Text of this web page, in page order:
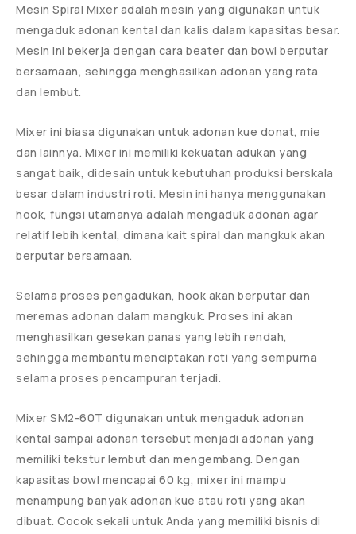
Mesin Spiral Mixer adalah mesin yang digunakan untuk
mengaduk adonan kental dan kalis dalam kapasitas besar.
Mesin ini bekerja dengan cara beater dan bowl berputar
bersamaan, sehingga menghasilkan adonan yang rata
dan lembut.
Mixer ini biasa digunakan untuk adonan kue donat, mie
dan lainnya. Mixer ini memiliki kekuatan adukan yang
sangat baik, didesain untuk kebutuhan produksi berskala
besar dalam industri roti. Mesin ini hanya menggunakan
hook, fungsi utamanya adalah mengaduk adonan agar
relatif lebih kental, dimana kait spiral dan mangkuk akan
berputar bersamaan.
Selama proses pengadukan, hook akan berputar dan
meremas adonan dalam mangkuk. Proses ini akan
menghasilkan gesekan panas yang lebih rendah,
sehingga membantu menciptakan roti yang sempurna
selama proses pencampuran terjadi.
Mixer SM2-60T digunakan untuk mengaduk adonan
kental sampai adonan tersebut menjadi adonan yang
memiliki tekstur lembut dan mengembang. Dengan
kapasitas bowl mencapai 60 kg, mixer ini mampu
menampung banyak adonan kue atau roti yang akan
dibuat. Cocok sekali untuk Anda yang memiliki bisnis di